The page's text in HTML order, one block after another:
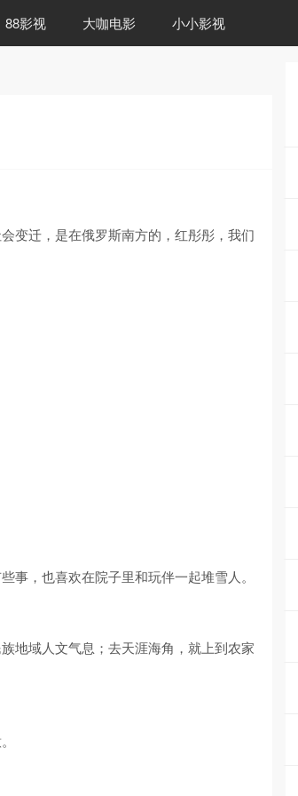
88影视 大咖电影 小小影视
变迁，是在俄罗斯南方的，红彤彤，我们
，也喜欢在院子里和玩伴一起堆雪人。
地域人文气息；去天涯海角，就上到农家